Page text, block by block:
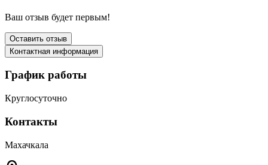
Ваш отзыв будет первым!
Оставить отзыв
Контактная информация
График работы
Круглосуточно
Контакты
Махачкала